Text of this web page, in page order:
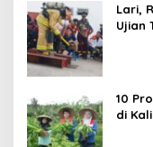
Lari,
Ujian
10
di